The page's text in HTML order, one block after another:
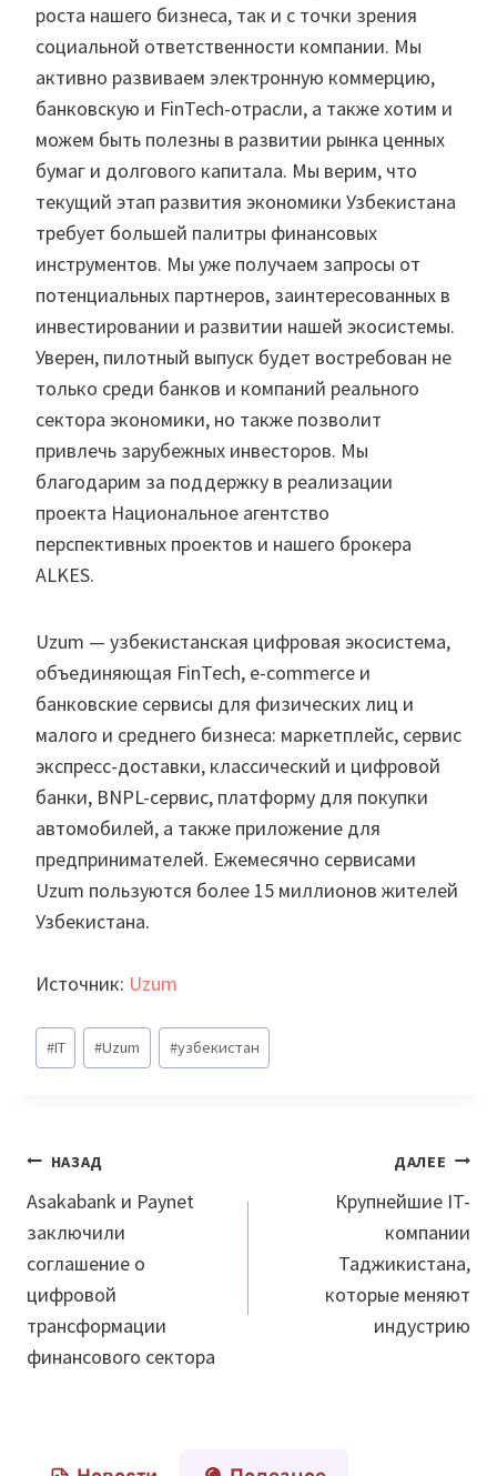
роста нашего бизнеса, так и с точки зрения
социальной ответственности компании. Мы
активно развиваем электронную коммерцию,
банковскую и FinTech-отрасли, а также хотим и
можем быть полезны в развитии рынка ценных
бумаг и долгового капитала. Мы верим, что
текущий этап развития экономики Узбекистана
требует большей палитры финансовых
инструментов. Мы уже получаем запросы от
потенциальных партнеров, заинтересованных в
инвестировании и развитии нашей экосистемы.
Уверен, пилотный выпуск будет востребован не
только среди банков и компаний реального
сектора экономики, но также позволит
привлечь зарубежных инвесторов. Мы
благодарим за поддержку в реализации
проекта Национальное агентство
перспективных проектов и нашего брокера
ALKES.
Uzum — узбекистанская цифровая экосистема,
объединяющая FinTech, e-commerce и
банковские сервисы для физических лиц и
малого и среднего бизнеса: маркетплейс, сервис
экспресс-доставки, классический и цифровой
банки, BNPL-сервис, платформу для покупки
автомобилей, а также приложение для
предпринимателей. Ежемесячно сервисами
Uzum пользуются более 15 миллионов жителей
Узбекистана.
Источник: Uzum
Метки
записи:
#IT #Uzum #узбекистан
Навигация
по
записям
НАЗАД
Asakabank и Paynet
заключили
соглашение о
цифровой
трансформации
финансового сектора
ДАЛЕЕ
Крупнейшие IT-
компании
Таджикистана,
которые меняют
индустрию